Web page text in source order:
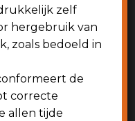
zelf
hergebruik van
zoals bedoeld in
de
correcte
allen tijde